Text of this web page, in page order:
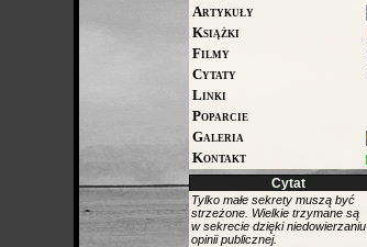
Artykuły
Książki
Filmy
Cytaty
Linki
Poparcie
Galeria
Kontakt
Cytat
Tylko małe sekrety muszą być
strzeżone. Wielkie trzymane są
w sekrecie dzięki niedowierzaniu
opinii publicznej.